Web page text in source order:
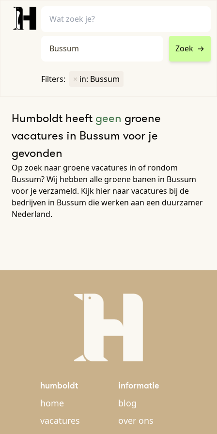
Zoek →
Filters: × in: Bussum
Humboldt heeft geen groene
vacatures in Bussum voor je
gevonden
Op zoek naar groene vacatures in of rondom
Bussum? Wij hebben alle groene banen in Bussum
voor je verzameld. Kijk hier naar vacatures bij de
bedrijven in Bussum die werken aan een duurzamer
Nederland.
humboldt
home
vacatures
informatie
blog
over ons